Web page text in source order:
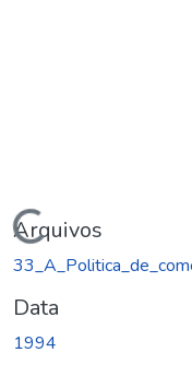
Carregando...
Arquivos
Data
1994